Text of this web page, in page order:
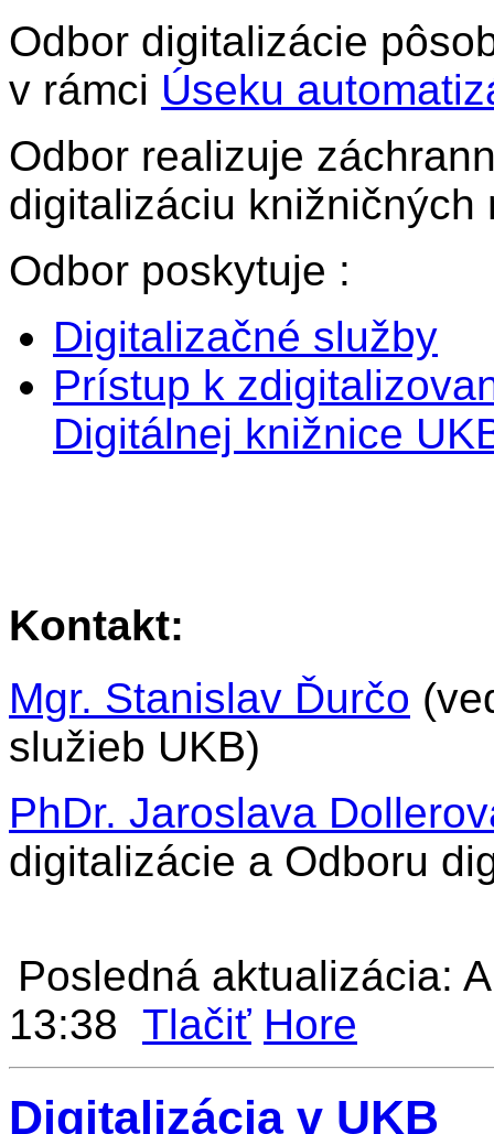
Odbor digitalizácie
v rámci Úseku
Odbor realizuje
digitalizáciu knižničných
Odbor poskytuje :
Digitalizačné služby
Prístup k
Digitálnej knižnice
Kontakt:
Mgr. Stanislav Ďurčo
služieb UKB)
PhDr. Jaroslava
digitalizácie a Odboru
Posledná aktualizácia:
13:38 Tlačiť Hore
Digitalizácia v UKB